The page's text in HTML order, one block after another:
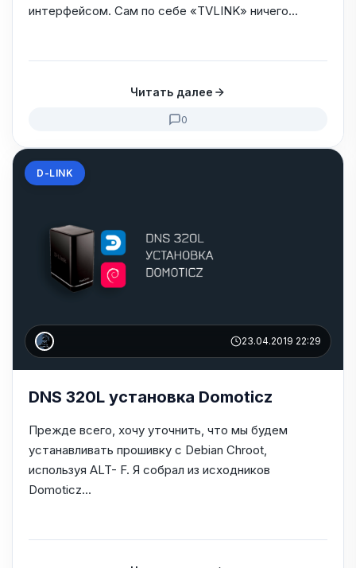
интерфейсом. Сам по себе «TVLINK» ничего...
Читать далее
0
D-LINK
23.04.2019 22:29
DNS 320L установка Domoticz
Прежде всего, хочу уточнить, что мы будем
устанавливать прошивку с Debian Chroot,
используя ALT- F. Я собрал из исходников
Domoticz...